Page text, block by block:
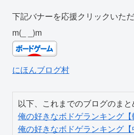
下記バナーを応援クリックいた
m(_ _)m
にほんブログ村
俺の好きなボドゲランキング【
俺の好きなボドゲランキング【